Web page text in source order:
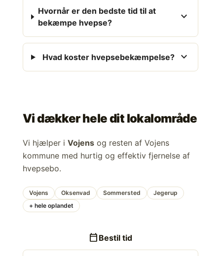
Hvornår er den bedste tid til at
bekæmpe hvepse?
expand_more
Hvad koster hvepsebekæmpelse? expand_more
Vi dækker hele dit lokalområde
Vi hjælper i Vojens og resten af Vojens
kommune med hurtig og effektiv fjernelse af
hvepsebo.
Vojens Oksenvad Sommersted
Jegerup
+ hele oplandet
calendar_today Bestil tid